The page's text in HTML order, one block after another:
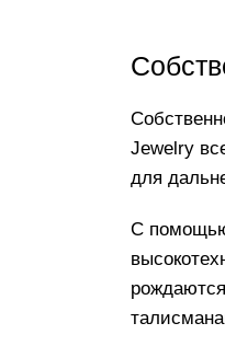
Jewelry
для
С